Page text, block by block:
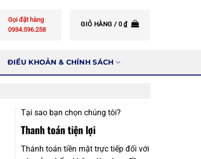
Gọi đặt hàng
0934.596.258
GIỎ HÀNG / 0₫
ĐIỀU KHOẢN & CHÍNH SÁCH
Tại sao bạn chọn chúng tôi?
Thanh toán tiện lợi
Thánh toán tiền mặt trực tiếp đối với